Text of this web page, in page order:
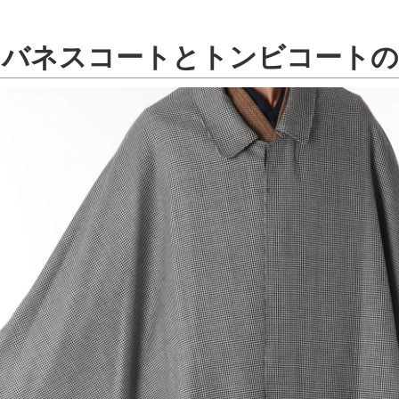
ネスコートとトンビコート